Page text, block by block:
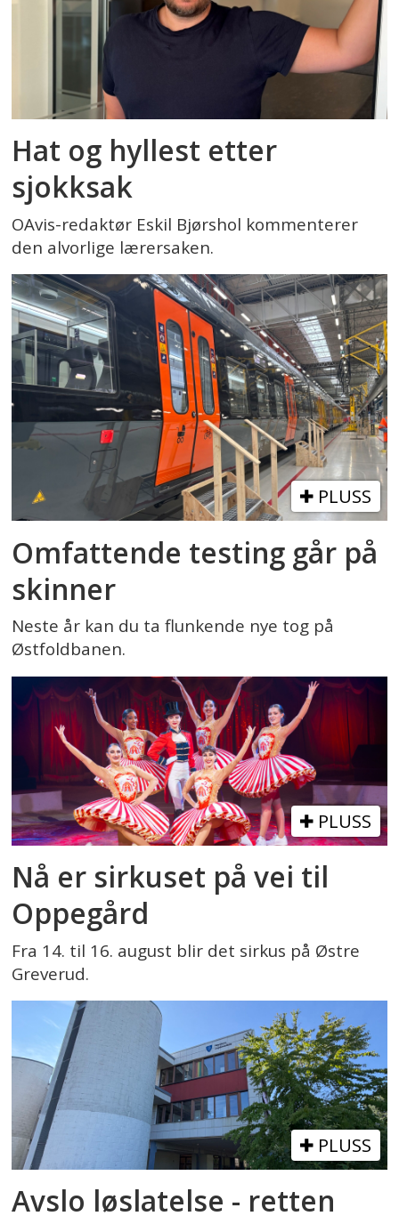
Hat og hyllest etter
sjokksak
OAvis-redaktør Eskil Bjørshol kommenterer
den alvorlige lærersaken.
PLUSS
Omfattende testing går på
skinner
Neste år kan du ta flunkende nye tog på
Østfoldbanen.
PLUSS
Nå er sirkuset på vei til
Oppegård
Fra 14. til 16. august blir det sirkus på Østre
Greverud.
PLUSS
Avslo løslatelse - retten